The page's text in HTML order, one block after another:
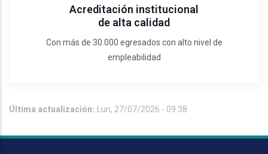
Acreditación institucional
de alta calidad
Con más de 30.000 egresados con alto nivel de
empleabilidad
Última actualización: Lun, 27/07/2026 - 09:38